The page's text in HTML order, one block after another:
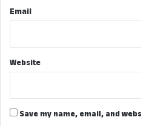
Email
Website
Save my name, email, and